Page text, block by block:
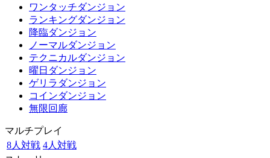
ワンタッチダンジョン
ランキングダンジョン
降臨ダンジョン
ノーマルダンジョン
テクニカルダンジョン
曜日ダンジョン
ゲリラダンジョン
コインダンジョン
無限回廊
マルチプレイ
8人対戦 4人対戦